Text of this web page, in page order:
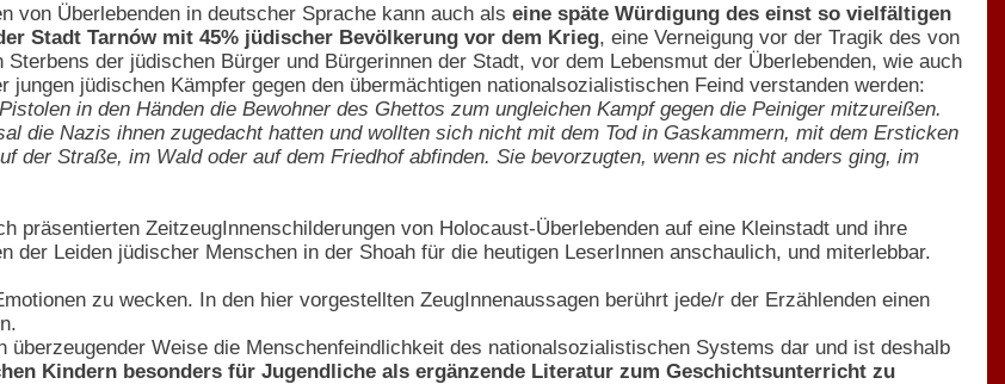
von Überlebenden in deutscher Sprache kann auch als eine späte Würdigung des einst so vielfältigen
Stadt Tarnów mit 45% jüdischer Bevölkerung vor dem Krieg, eine Verneigung vor der Tragik des von
der jüdischen Bürger und Bürgerinnen der Stadt, vor dem Lebensmut der Überlebenden, wie auch
jüdischen Kämpfer gegen den übermächtigen nationalsozialistischen Feind verstanden werden:
in den Händen die Bewohner des Ghettos zum ungleichen Kampf gegen die Peiniger mitzureißen.
die Nazis ihnen zugedacht hatten und wollten sich nicht mit dem Tod in Gaskammern, mit dem Ersticken
der Straße, im Wald oder auf dem Friedhof abfinden. Sie bevorzugten, wenn es nicht anders ging, im
präsentierten ZeitzeugInnenschilderungen von Holocaust-Überlebenden auf eine Kleinstadt und ihre
der Leiden jüdischer Menschen in der Shoah für die heutigen LeserInnen anschaulich, und miterlebbar.
zu wecken. In den hier vorgestellten ZeugInnenaussagen berührt jede/r der Erzählenden einen
überzeugender Weise die Menschenfeindlichkeit des nationalsozialistischen Systems dar und ist deshalb
Kindern besonders für Jugendliche als ergänzende Literatur zum Geschichtsunterricht zu